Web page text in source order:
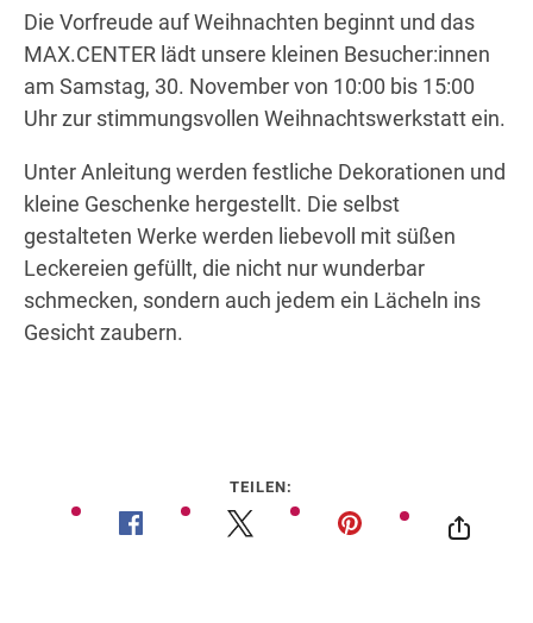
Wegbeschreibung
Die Vorfreude auf Weihnachten beginnt und das
MAX.CENTER lädt unsere kleinen Besucher:innen
am Samstag, 30. November von 10:00 bis 15:00
Uhr zur stimmungsvollen Weihnachtswerkstatt ein.
Unter Anleitung werden festliche Dekorationen und
kleine Geschenke hergestellt. Die selbst
gestalteten Werke werden liebevoll mit süßen
Leckereien gefüllt, die nicht nur wunderbar
schmecken, sondern auch jedem ein Lächeln ins
Gesicht zaubern.
TEILEN: